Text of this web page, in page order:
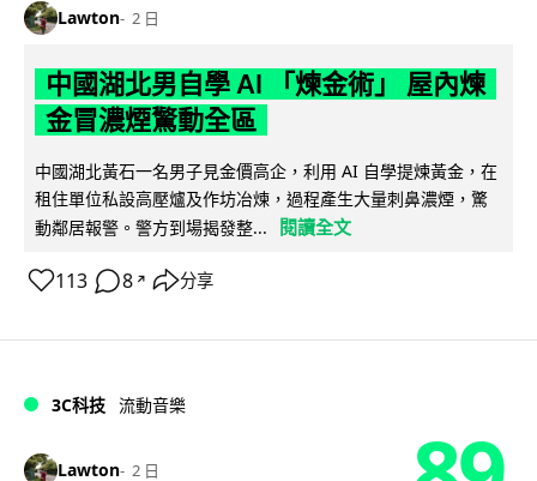
Lawton 2 日
中國湖北男自學 AI 「煉金術」 屋內煉
金冒濃煙驚動全區
中國湖北黃石一名男子見金價高企，利用 AI 自學提煉黃金，在
租住單位私設高壓爐及作坊冶煉，過程產生大量刺鼻濃煙，驚
動鄰居報警。警方到場揭發整...
閱讀全文
113 8 ↗ 分享
3C科技 流動音樂
Lawton 2 日